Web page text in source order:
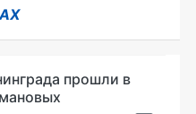
прошли в